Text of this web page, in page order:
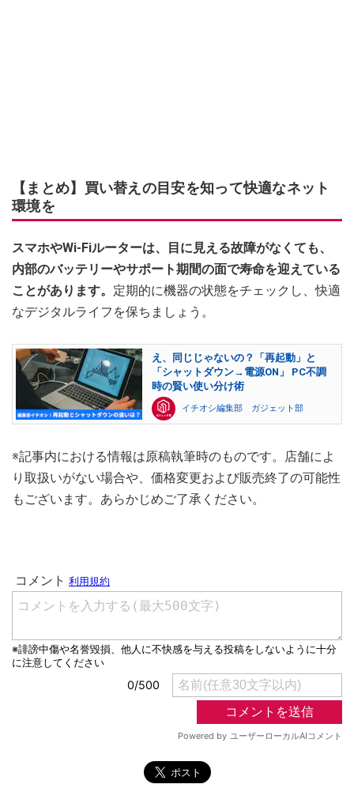
【まとめ】買い替えの目安を知って快適なネット
環境を
スマホやWi-Fiルーターは、目に見える故障がなくても、
内部のバッテリーやサポート期間の面で寿命を迎えている
ことがあります。 定期的に機器の状態をチェックし、快適
なデジタルライフを保ちましょう。
え、同じじゃないの？「再起動」と
「シャットダウン→電源ON」 PC不調
時の賢い使い分け術
イチオシ編集部 ガジェット部
※記事内における情報は原稿執筆時のものです。店舗によ
り取扱いがない場合や、価格変更および販売終了の可能性
もございます。あらかじめご了承ください。